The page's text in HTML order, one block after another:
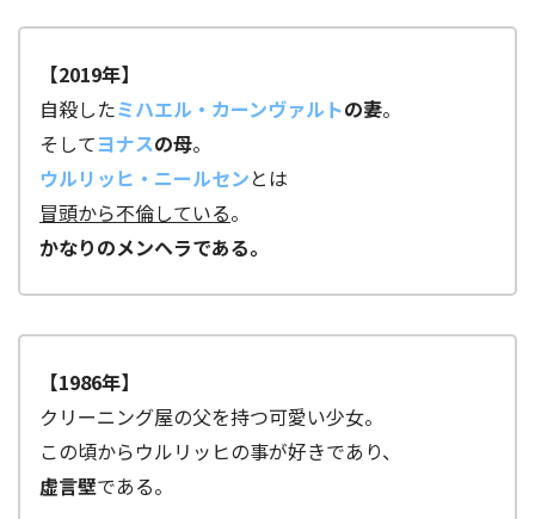
【10話】
11月12日
ポータル(ゆがみ)が発生
ミッケル・ニールセン
タイムリープ
イネス・カーンヴァルト
【2019年】
自殺したミハエル・カーンヴァルトの妻。
そしてヨナスの母。
ウルリッヒ・ニールセンとは
冒頭から不倫している。
かなりのメンヘラである。
【1986年】
クリーニング屋の父を持つ可愛い少女。
この頃からウルリッヒの事が好きであり、
虚言壁である。